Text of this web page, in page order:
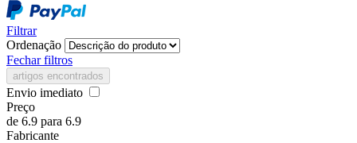
Filtrar
Ordenação
Fechar filtros
artigos encontrados
Envio imediato
Preço
de 6.9 para 6.9
Fabricante